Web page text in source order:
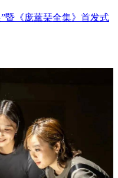
暨《庞薰琹全集》首发式